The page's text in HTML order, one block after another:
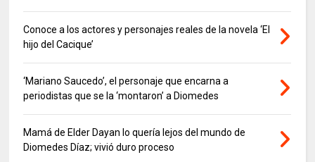
Conoce a los actores y personajes reales de la novela ‘El
hijo del Cacique’
‘Mariano Saucedo’, el personaje que encarna a
periodistas que se la ‘montaron’ a Diomedes
Mamá de Elder Dayan lo quería lejos del mundo de
Diomedes Díaz; vivió duro proceso